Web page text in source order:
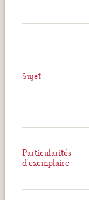
Sujet
Particularités
d'exemplaire